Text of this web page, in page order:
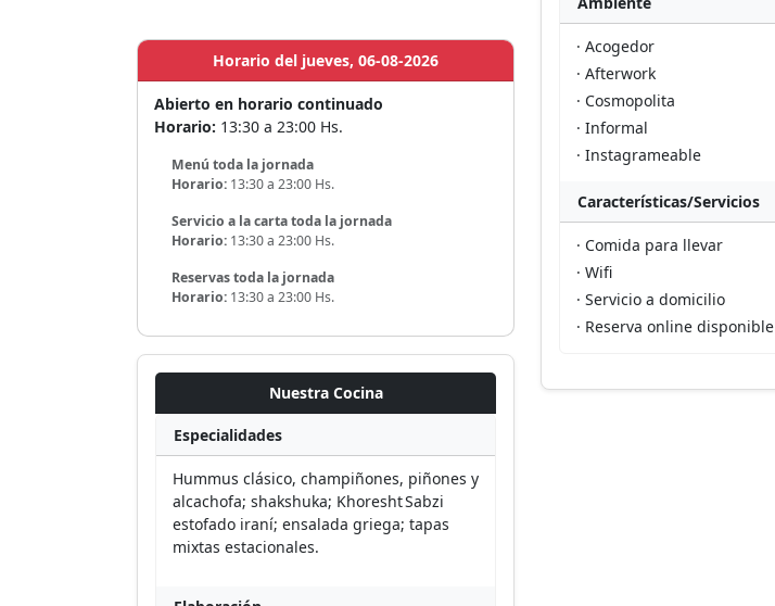
Horario del jueves, 06-08-2026
Abierto en horario continuado
Horario: 13:30 a 23:00 Hs.
Menú toda la jornada
Horario: 13:30 a 23:00 Hs.
Servicio a la carta toda la jornada
Horario: 13:30 a 23:00 Hs.
Reservas toda la jornada
Horario: 13:30 a 23:00 Hs.
Nuestra Cocina
Especialidades
Hummus clásico, champiñones, piñones y
alcachofa; shakshuka; Khoresht Sabzi
estofado iraní; ensalada griega; tapas
mixtas estacionales.
· Acogedor
· Afterwork
· Cosmopolita
· Informal
· Instagrameable
Características/Servicios
· Comida para llevar
· Wifi
· Servicio a domicilio
· Reserva online disponible